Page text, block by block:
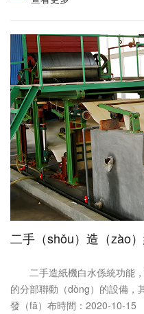
二手（shǒu）造（zào
二手造紙機白水係統功能，
的分部聯動（dòng）的設備，
幹部、壓光機、卷紙機以及（jí
發（fā）布時間：2020-10-15